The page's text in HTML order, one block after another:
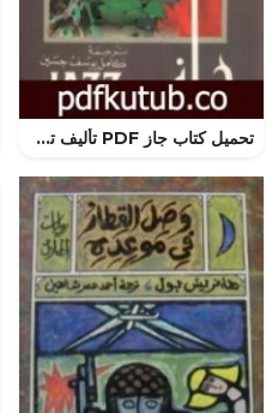
تحميل كتاب جاز PDF تأليف توني موريسون مجانا [كامل]